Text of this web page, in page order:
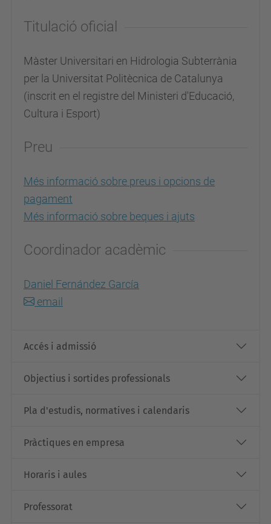
Titulació oficial
Màster Universitari en Hidrologia Subterrània
per la Universitat Politècnica de Catalunya
(inscrit en el registre del Ministeri d'Educació,
Cultura i Esport)
Preu
Més informació sobre preus i opcions de
pagament
Més informació sobre beques i ajuts
Coordinador acadèmic
Daniel Fernández García
email
Accés i admissió
Objectius i sortides professionals
Pla d'estudis, normatives i calendaris
Pràctiques en empresa
Horaris i aules
Professorat